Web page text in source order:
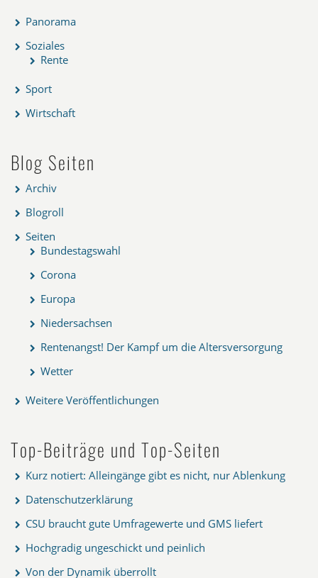
Panorama
Soziales
Rente
Sport
Wirtschaft
Blog Seiten
Archiv
Blogroll
Seiten
Bundestagswahl
Corona
Europa
Niedersachsen
Rentenangst! Der Kampf um die Altersversorgung
Wetter
Weitere Veröffentlichungen
Top-Beiträge und Top-Seiten
Kurz notiert: Alleingänge gibt es nicht, nur Ablenkung
Datenschutzerklärung
CSU braucht gute Umfragewerte und GMS liefert
Hochgradig ungeschickt und peinlich
Von der Dynamik überrollt